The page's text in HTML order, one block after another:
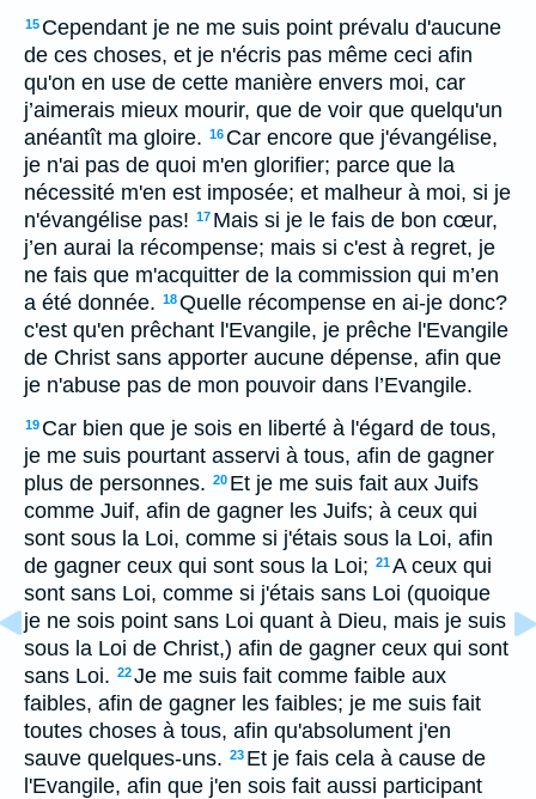
15 Cependant je ne me suis point prévalu d'aucune
de ces choses, et je n'écris pas même ceci afin
qu'on en use de cette manière envers moi, car
j’aimerais mieux mourir, que de voir que quelqu'un
anéantît ma gloire. 16 Car encore que j'évangélise,
je n'ai pas de quoi m'en glorifier; parce que la
nécessité m'en est imposée; et malheur à moi, si je
n'évangélise pas! 17 Mais si je le fais de bon cœur,
j’en aurai la récompense; mais si c'est à regret, je
ne fais que m'acquitter de la commission qui m’en
a été donnée. 18Quelle récompense en ai-je donc?
c'est qu'en prêchant l'Evangile, je prêche l'Evangile
de Christ sans apporter aucune dépense, afin que
je n'abuse pas de mon pouvoir dans l’Evangile.
19 Car bien que je sois en liberté à l'égard de tous,
je me suis pourtant asservi à tous, afin de gagner
plus de personnes. 20 Et je me suis fait aux Juifs
comme Juif, afin de gagner les Juifs; à ceux qui
sont sous la Loi, comme si j'étais sous la Loi, afin
de gagner ceux qui sont sous la Loi; 21A ceux qui
sont sans Loi, comme si j'étais sans Loi (quoique
je ne sois point sans Loi quant à Dieu, mais je suis
sous la Loi de Christ,) afin de gagner ceux qui sont
sans Loi. 22Je me suis fait comme faible aux
faibles, afin de gagner les faibles; je me suis fait
toutes choses à tous, afin qu'absolument j'en
sauve quelques-uns. 23 Et je fais cela à cause de
l'Evangile, afin que j'en sois fait aussi participant